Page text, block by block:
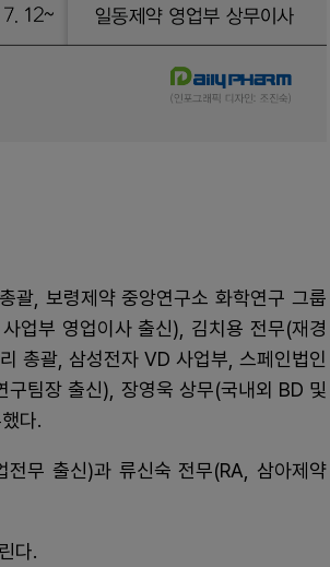
괄, 보령제약 중앙연구소 화학연구 그룹
업부 영업이사 출신), 김치용 전무(재경
총괄, 삼성전자 VD 사업부, 스페인법인
팀장 출신), 장영욱 상무(국내외 BD 및
다.
무 출신)과 류신숙 전무(RA, 삼아제약
다.